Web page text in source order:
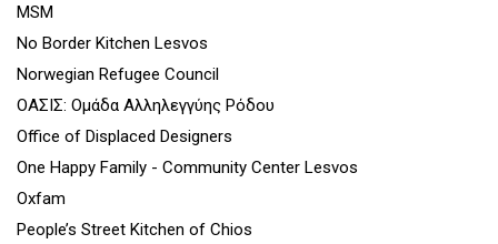
MSM
No Border Kitchen Lesvos
Norwegian Refugee Council
ΟΑΣΙΣ: Ομάδα Αλληλεγγύης Ρόδου
Office of Displaced Designers
One Happy Family - Community Center Lesvos
Oxfam
People’s Street Kitchen of Chios